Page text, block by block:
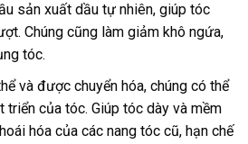
sản xuất dầu tự nhiên, giúp tóc
Chúng cũng làm giảm khô ngứa,
tóc.
và được chuyển hóa, chúng có thể
triển của tóc. Giúp tóc dày và mềm
hóa của các nang tóc cũ, hạn chế